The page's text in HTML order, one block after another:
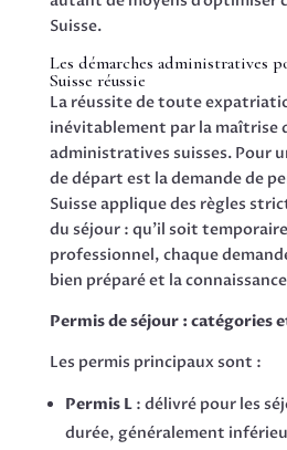
Suisse.
Les démarches administratives
Suisse réussie
La réussite de toute
inévitablement par la maîtrise
administratives suisses. Pour
de départ est la demande de
Suisse applique des règles
du séjour : qu’il soit
professionnel, chaque
bien préparé et la
Permis de séjour : catégories
Les permis principaux sont :
Permis L: délivré pour les
durée, généralement